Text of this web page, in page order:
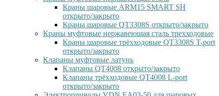
Краны шаровые ARM15 SMART SH
открыто/закрыто
Краны шаровые QT3308S открыто/закрыто
Краны муфтовые нержавеющая сталь трехходовые
Краны шаровые трёхходовые QT3308S T-port
открыто/закрыто
Клапаны муфтовые латунь
Клапаны QT4008 открыто/закрыто
Клапаны трёхходовые QT4008 L-port
открыто/закрыто